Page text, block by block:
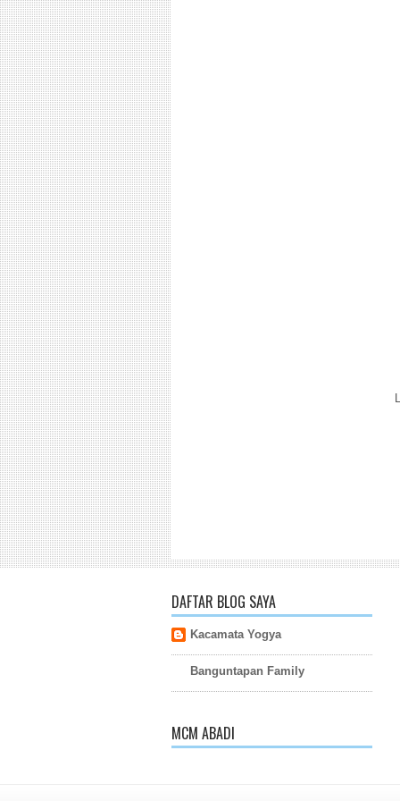
DAFTAR BLOG SAYA
Kacamata Yogya
Banguntapan Family
MCM ABADI